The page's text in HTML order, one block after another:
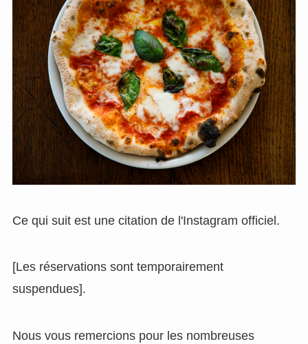
Ce qui suit est une citation de l'Instagram officiel.
[Les réservations sont temporairement
suspendues].
Nous vous remercions pour les nombreuses